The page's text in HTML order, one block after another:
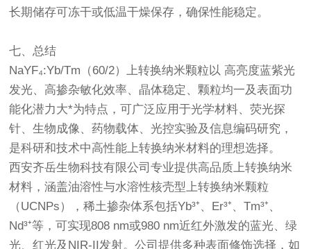
长期储存可冻干或低温干燥保存，确保性能稳定。
七、总结
NaYF₄:Yb/Tm（60/2）上转换纳米颗粒以 高亮度蓝紫光
发光、高掺杂敏化效率、晶体稳定、颗粒均一及表面功
能化潜力大*为特点，可广泛应用于光学材料、荧光探
针、生物成像、药物载体、光控实验及信息编码研究，
是科研和技术中高性能上转换纳米材料的理想选择。
西安齐岳生物科技有限公司专业提供高品质上转换纳米
材料，涵盖油溶性与水溶性核壳型上转换纳米颗粒
（UCNPs），稀土掺杂体系包括Yb³⁺、Er³⁺、Tm³⁺、
Nd³⁺等，可实现808 nm或980 nm近红外激发的蓝光、绿
光、红光及NIR-II发射。公司提供多种表面修饰选择，如